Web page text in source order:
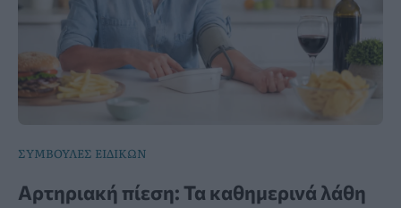
ΣΥΜΒΟΥΛΕΣ ΕΙΔΙΚΩΝ
Αρτηριακή πίεση: Τα καθημερινά λάθη